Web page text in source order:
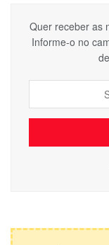
Quer receber as
Informe-o no